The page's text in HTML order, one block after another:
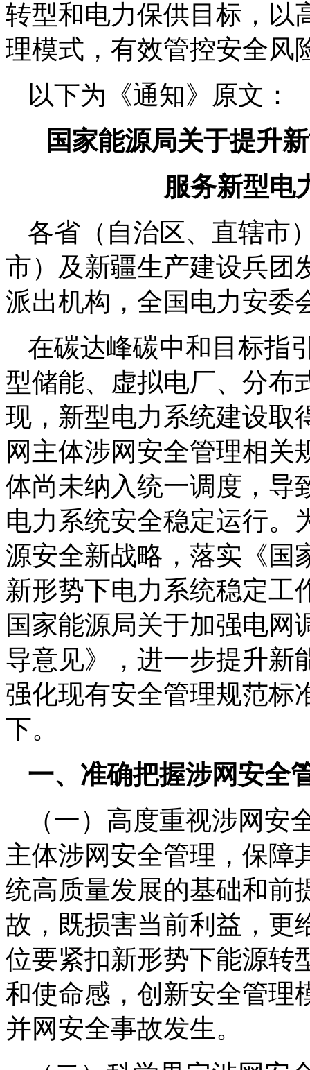
转型和电力保供目标，以
理模式，有效管控安全风
以下为《通知》原文：
国家能源局关于提升
服务新型电
各省（自治区、直辖市
市）及新疆生产建设兵团
派出机构，全国电力安委
在碳达峰碳中和目标指
型储能、虚拟电厂、分布
现，新型电力系统建设取
网主体涉网安全管理相关
体尚未纳入统一调度，导
电力系统安全稳定运行。
源安全新战略，落实《国
新形势下电力系统稳定工
国家能源局关于加强电网
导意见》，进一步提升新
强化现有安全管理规范标
下。
一、准确把握涉网安全
（一）高度重视涉网
主体涉网安全管理，保障
统高质量发展的基础和前
故，既损害当前利益，更
位要紧扣新形势下能源转
和使命感，创新安全管理
并网安全事故发生。